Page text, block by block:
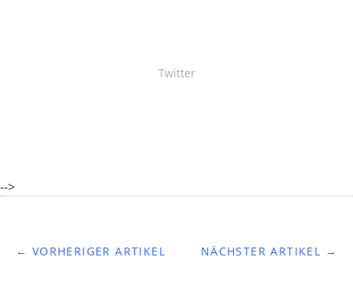
Twitter
-->
NÄCHSTER ARTIKEL →
← VORHERIGER ARTIKEL